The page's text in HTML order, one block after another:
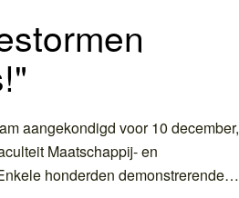
aangekondigd voor 10 december,
Maatschappij- en
honderden demonstrerende…